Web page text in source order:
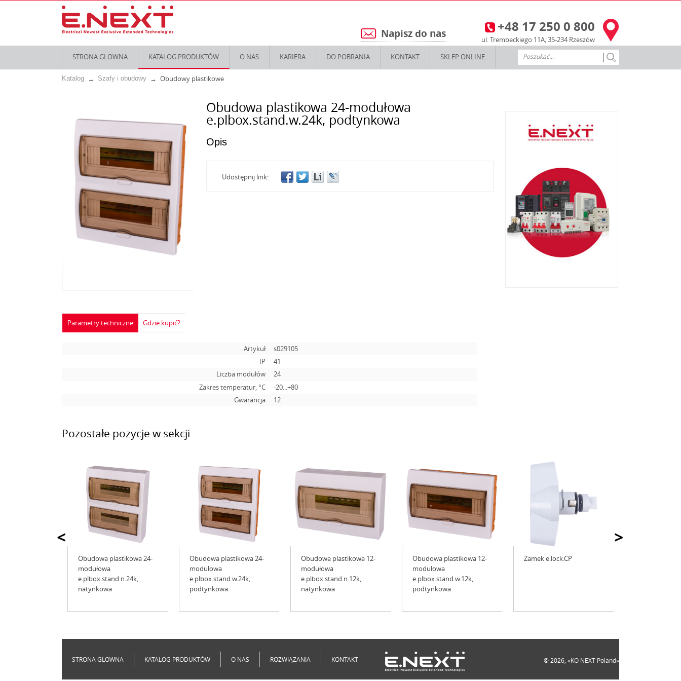
3 +48 17 250 0 800
ul. Trembeckiego 11A, 35-234 Rzeszów
5 Napisz do nas
STRONA GLOWNA KATALOG PRODUKTÓW O NAS KARIERA DO POBRANIA KONTAKT SKLEP ONLINE
Katalog Szafy i obudowy Obudowy plastikowe
Obudowa plastikowa 24-modułowa
e.plbox.stand.w.24k, podtynkowa
Opis
Udostępnij link:
Parametry techniczne
Artykuł
s029105
IP
41
Liczba modułów
24
Zakres temperatur, °C
-20...+80
Gwarancja
12
Gdzie kupić?
Pozostałe pozycje w sekcji
>
Obudowa plastikowa 24-
modułowa
e.plbox.stand.n.24k,
natynkowa
Obudowa plastikowa 24-
modułowa
e.plbox.stand.w.24k,
podtynkowa
Obudowa plastikowa 12-
modułowa
e.plbox.stand.n.12k,
natynkowa
Obudowa plastikowa 12-
modułowa
e.plbox.stand.w.12k,
podtynkowa
Zamek e.lock.CP
<
STRONA GLOWNA KATALOG PRODUKTÓW O NAS ROZWIĄZANIA KONTAKT © 2026, «KO NEXT Poland»